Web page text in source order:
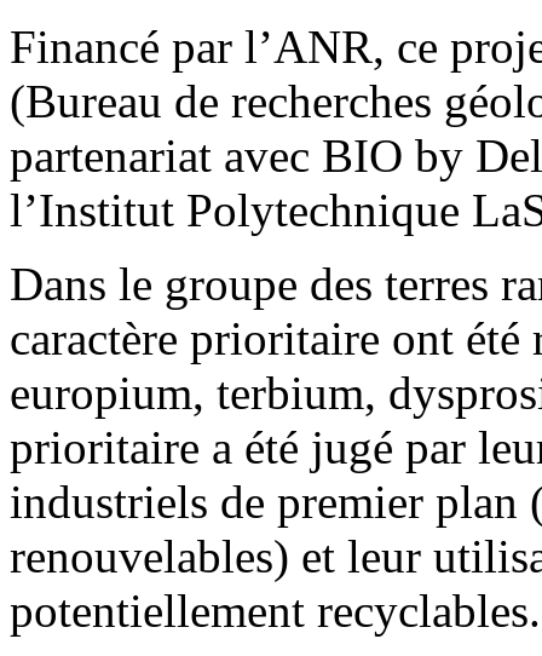
Financé par l’ANR, ce
(Bureau de recherches
partenariat avec BIO by
l’Institut Polytechnique
Dans le groupe des terres
caractère prioritaire ont été
europium, terbium,
prioritaire a été jugé par
industriels de premier plan
renouvelables) et leur
potentiellement recyclables.